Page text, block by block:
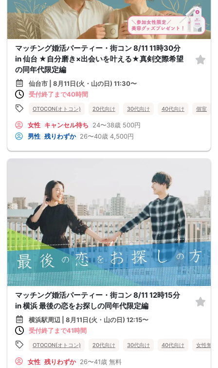
マッチング婚活パーティー・街コン 8/11 11時30分
in 仙台 ★自分磨き×出会いを叶える★真剣交際希望
の同年代限定編
仙台市 | 8月11日(火・山の日) 11:30〜
受付終了まで40時間
OTOCON(オトコン) 20代向け 30代向け 40代向け 個室
女性 キャンセル待ち 24〜38歳 500円
男性 残りわずか 26〜40歳 4,500円
マッチング婚活パーティー・街コン 8/11 12時15分
in 横浜 最後の恋をお探しの同年代限定編
横浜駅周辺 | 8月11日(火・山の日) 12:15〜
受付終了まで41時間
OTOCON(オトコン) 20代向け 30代向け 40代向け 女性無料
女性 残りわずか 26〜41歳 無料